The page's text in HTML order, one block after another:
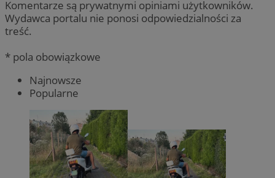
Komentarze są prywatnymi opiniami użytkowników.
Wydawca portalu nie ponosi odpowiedzialności za
treść.
* pola obowiązkowe
Najnowsze
Popularne